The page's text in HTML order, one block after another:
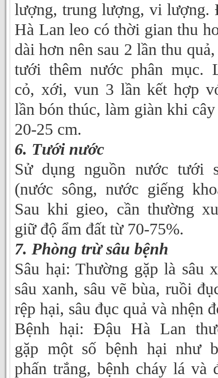
lượng, trung lượng, vi lượng.
Hà Lan leo có thời gian thu
dài hơn nên sau 2 lần thu
tưới thêm nước phân mục.
cỏ, xới, vun 3 lần kết hợp
lần bón thúc, làm giàn khi cây
20-25 cm.
6. Tưới nước
Sử dụng nguồn nước tưới
(nước sông, nước giếng
Sau khi gieo, cần thường
giữ độ ẩm đất từ 70-75%.
7. Phòng trừ sâu bệnh
Sâu hại: Thường gặp là sâu
sâu xanh, sâu vẽ bùa, ruồi
rệp hại, sâu đục quả và nhện
Bệnh hại: Đậu Hà Lan
gặp một số bệnh hại như
phấn trắng, bệnh cháy lá và